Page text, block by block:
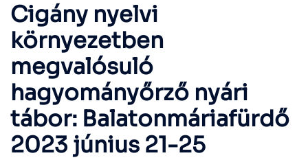
Cigány nyelvi
környezetben
megvalósuló
hagyományőrző nyári
tábor: Balatonmáriafürdő
2023 június 21-25